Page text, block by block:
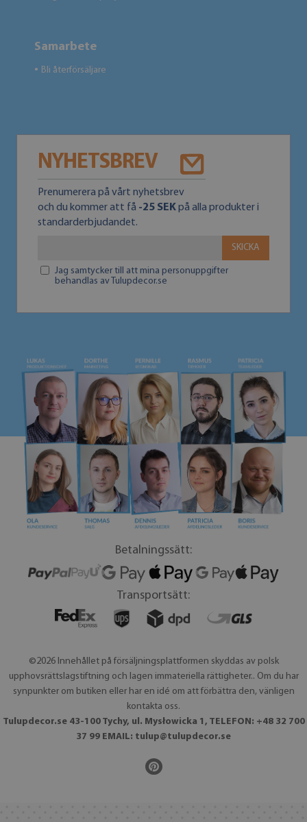
Samarbete
● Bli återförsäljare
NYHETSBREV
Prenumerera på vårt nyhetsbrev
och du kommer att få -25 SEKpå alla produkter i
standarderbjudandet.
SKICKA
Jag samtycker till att mina personuppgifter
behandlas av Tulupdecor.se
Betalningssätt:
Transportsätt:
©2026 Innehållet på försäljningsplattformen skyddas av polsk
upphovsrättslagstiftning och lagen immateriella rättigheter.. Om du har
synpunkter om butiken eller har en idé om att förbättra den, vänligen
kontakta oss.
Tulupdecor.se 43-100 Tychy, ul. Mysłowicka 1, TELEFON: +48 32 700
37 99 EMAIL: tulup@tulupdecor.se